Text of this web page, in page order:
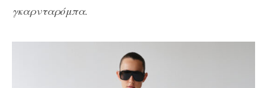
γκαρνταρόμπα.